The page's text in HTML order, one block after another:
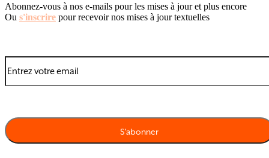
Abonnez-vous à nos e-mails pour les mises à jour et plus encore
Ou s'inscrire pour recevoir nos mises à jour textuelles